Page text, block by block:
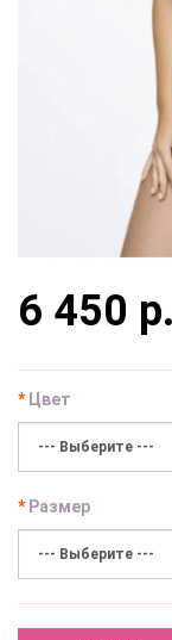
6 450 р.
Цвет
Размер